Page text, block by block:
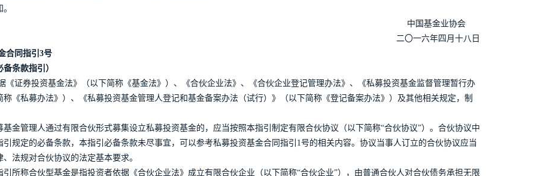
中国基金业协会
二〇一六年四月十八日
合同指引3号
备条款指引）
《证券投资基金法》（以下简称《基金法》）、《合伙企业法》、《合伙企业登记管理办法》、《私募投资基金监督管理暂行办
称《私募办法》）、《私募投资基金管理人登记和基金备案办法（试行）》（以下简称《登记备案办法》）及其他相关规定，制
基金管理人通过有限合伙形式募集设立私募投资基金的，应当按照本指引制定有限合伙协议（以下简称“合伙协议”）。合伙协议中
引规定的必备条款，本指引必备条款未尽事宜，可以参考私募投资基金合同指引1号的相关内容。协议当事人订立的合伙协议应当
法规对合伙协议的法定基本要求。
引所称合伙型基金是指投资者依据《合伙企业法》成立有限合伙企业（以下简称“合伙企业”），由普通合伙人对合伙债务承担无限